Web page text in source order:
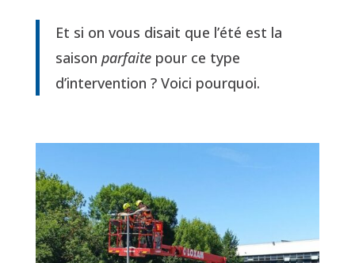
Et si on vous disait que l’été est la
saison parfaitepour ce type
d’intervention ? Voici pourquoi.